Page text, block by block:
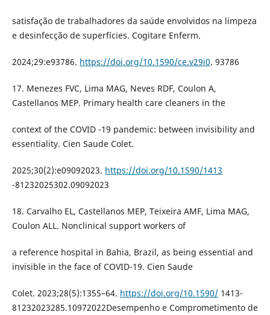
satisfação de trabalhadores da saúde envolvidos na limpeza
e desinfecção de superfícies. Cogitare Enferm.
2024;29:e93786. https://doi.org/10.1590/ce.v29i0. 93786
17. Menezes FVC, Lima MAG, Neves RDF, Coulon A,
Castellanos MEP. Primary health care cleaners in the
context of the COVID -19 pandemic: between invisibility and
essentiality. Cien Saude Colet.
2025;30(2):e09092023. https://doi.org/10.1590/1413
-81232025302.09092023
18. Carvalho EL, Castellanos MEP, Teixeira AMF, Lima MAG,
Coulon ALL. Nonclinical support workers of
a reference hospital in Bahia, Brazil, as being essential and
invisible in the face of COVID-19. Cien Saude
Colet. 2023;28(5):1355–64. https://doi.org/10.1590/1413-
81232023285.10972022Desempenho e Comprometimento de